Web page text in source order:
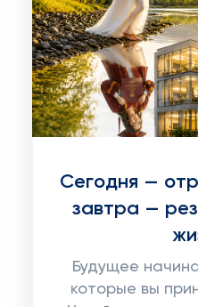
Сегодня —
завтра —
Будущее
которые вы